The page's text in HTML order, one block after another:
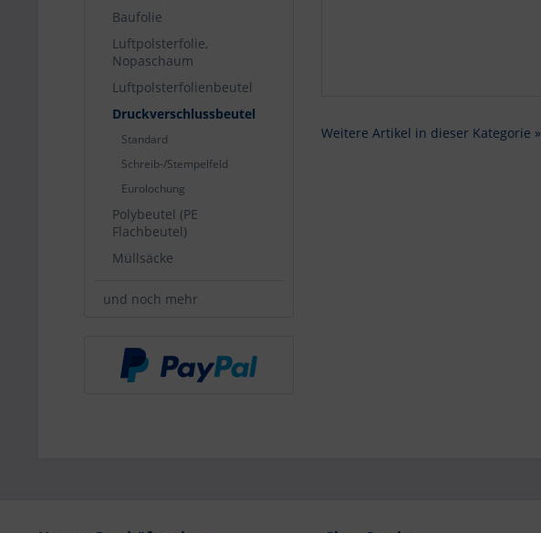
Baufolie
Luftpolsterfolie,
Nopaschaum
Luftpolsterfolienbeutel
Druckverschlussbeutel
Standard
Schreib-/Stempelfeld
Eurolochung
Polybeutel (PE
Flachbeutel)
Müllsäcke
und noch mehr
Weitere Artikel in dieser Kategorie »